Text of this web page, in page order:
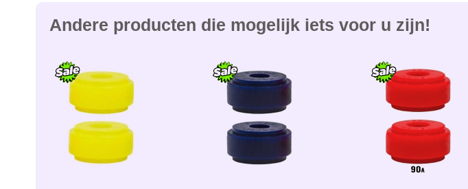
Andere producten die mogelijk iets voor u zijn!